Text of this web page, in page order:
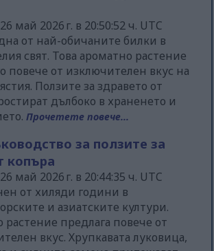
май 2026 г. в 20:50:52 ч. UTC
от най-обичаните билки в
свят. Това ароматно растение
повече от изключителен вкус на
Ползите за здравето от
дълбоко в храненето и
Прочетете повече...
за ползите за
копъра
май 2026 г. в 20:44:35 ч. UTC
от хиляди години в
и азиатските култури.
растение предлага повече от
вкус. Хрупкавата луковица,